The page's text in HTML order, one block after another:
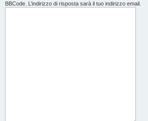
BBCode. L’indirizzo di risposta sarà il tuo indirizzo email.